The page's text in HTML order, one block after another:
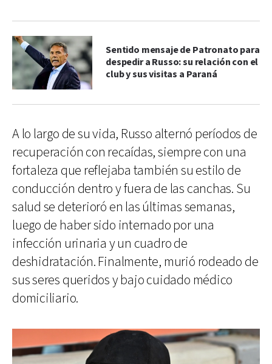
Sentido mensaje de Patronato para
despedir a Russo: su relación con el
club y sus visitas a Paraná
A lo largo de su vida, Russo alternó períodos de
recuperación con recaídas, siempre con una
fortaleza que reflejaba también su estilo de
conducción dentro y fuera de las canchas. Su
salud se deterioró en las últimas semanas,
luego de haber sido internado por una
infección urinaria y un cuadro de
deshidratación. Finalmente, murió rodeado de
sus seres queridos y bajo cuidado médico
domiciliario.